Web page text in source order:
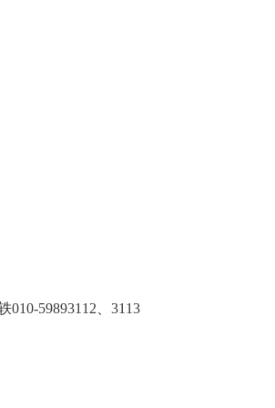
2号
代理有限公司
园北路10号
寿国、杨轶010-59893112、